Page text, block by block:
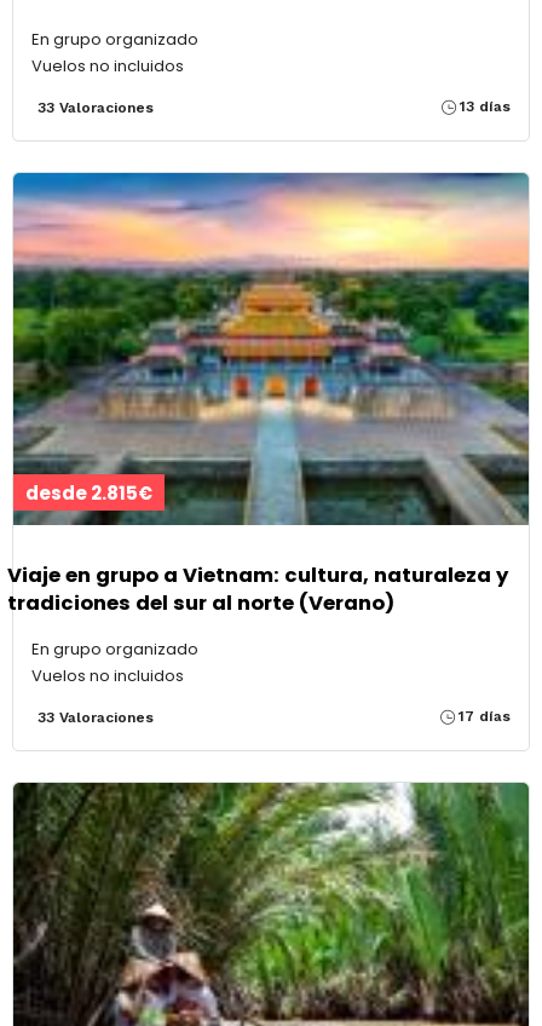
En grupo organizado
Vuelos no incluidos
33 Valoraciones 13 días
desde 2.815€
Viaje en grupo a Vietnam: cultura, naturaleza y
tradiciones del sur al norte (Verano)
En grupo organizado
Vuelos no incluidos
33 Valoraciones 17 días